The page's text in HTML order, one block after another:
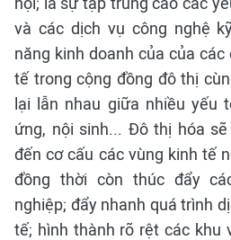
và các dịch vụ công nghệ
năng kinh doanh của của
tế trong cộng đồng đô thị
lại lẫn nhau giữa nhiều yếu
ứng, nội sinh... Đô thị hóa
đến cơ cấu các vùng kinh tế
đồng thời còn thúc đẩy
nghiệp; đẩy nhanh quá trình
tế; hình thành rõ rệt các khu